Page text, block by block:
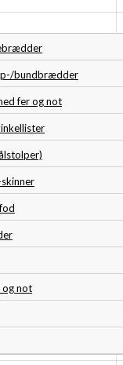
bundbrædder
fer og not
og not